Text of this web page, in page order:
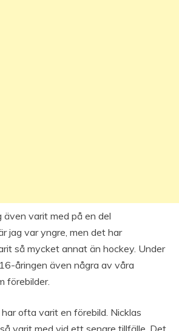
även varit med på en del
jag var yngre, men det har
så mycket annat än hockey. Under
åringen även några av våra
förebilder.
ofta varit en förebild. Nicklas
varit med vid ett senare tillfälle. Det